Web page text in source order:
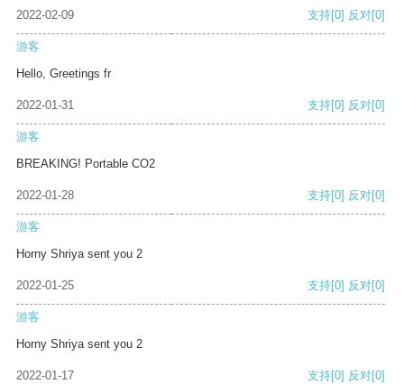
2022-02-09 支持[0] 反对[0]
游客
Hello, Greetings fr
2022-01-31 支持[0] 反对[0]
游客
BREAKING! Portable CO2
2022-01-28 支持[0] 反对[0]
游客
Horny Shriya sent you 2
2022-01-25 支持[0] 反对[0]
游客
Horny Shriya sent you 2
2022-01-17 支持[0] 反对[0]